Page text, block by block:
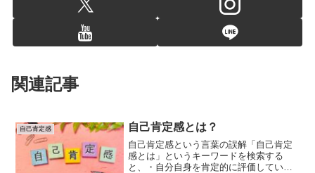
関連記事
自己肯定感 自己肯定感とは？
自己肯定感という言葉の誤解「自己肯定
感とは」というキーワードを検索する
と、・自分自身を肯定的に評価している